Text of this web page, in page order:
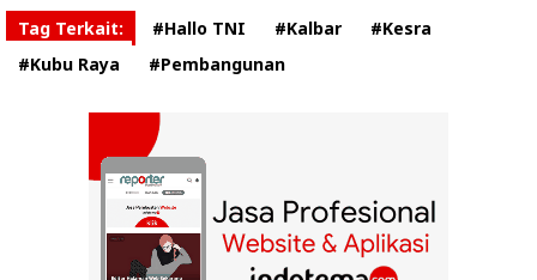
Tag Terkait: #Hallo TNI #Kalbar
#Kesra
#Kubu Raya
#Pembangunan